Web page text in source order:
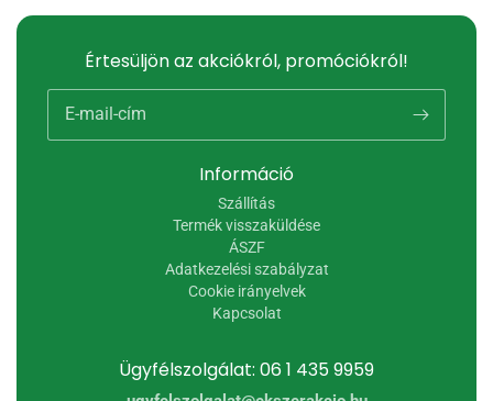
Ügyfélszolgálat: 06 1 435 9959
Információ
Szállítás
Termék visszaküldése
ÁSZF
Adatkezelési szabályzat
Cookie irányelvek
Kapcsolat
Értesüljön az akciókról, promóciókról!
E-mail-cím